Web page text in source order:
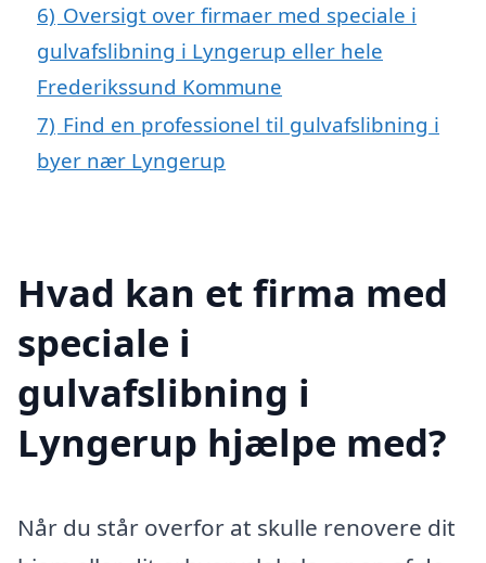
6) Oversigt over firmaer med speciale i
gulvafslibning i Lyngerup eller hele
Frederikssund Kommune
7) Find en professionel til gulvafslibning i
byer nær Lyngerup
Hvad kan et firma med
speciale i
gulvafslibning i
Lyngerup hjælpe med?
Når du står overfor at skulle renovere dit